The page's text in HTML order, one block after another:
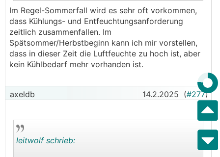
..
Im Regel-Sommerfall wird es sehr oft vorkommen,
dass Kühlungs- und Entfeuchtungsanforderung
zeitlich zusammenfallen. Im
Spätsommer/Herbstbeginn kann ich mir vorstellen,
dass in dieser Zeit die Luftfeuchte zu hoch ist, aber
kein Kühlbedarf mehr vorhanden ist.
axeldb 14.2.2025 (#277)
leitwolf schrieb: